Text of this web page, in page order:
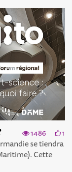
1486 1
se tiendra
Cette